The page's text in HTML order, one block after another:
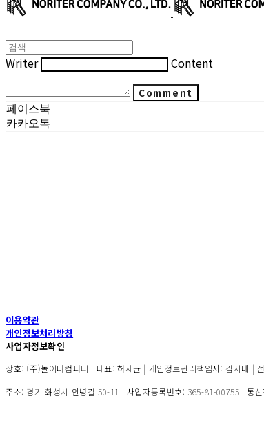
Writer Content
Comment
페이스북
카카오톡
이용약관
개인정보처리방침
사업자정보확인
상호: (주)놀이터컴퍼니 | 대표: 허재균 | 개인정보관리책임자: 김지태
주소: 경기 화성시 안녕길 50-11 | 사업자등록번호: 365-81-00755 | 통